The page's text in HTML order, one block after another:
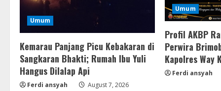
Umum
Kemarau Panjang Picu Kebakaran di
Sangkaran Bhakti; Rumah Ibu Yuli
Hangus Dilalap Api
Ferdi ansyah August 7, 2026
Umum
Profil AKBP
Perwira
Kapolres Way
Ferdi ansyah